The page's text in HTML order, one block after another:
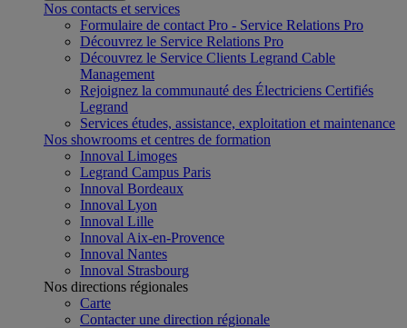
Nos contacts et services
Formulaire de contact Pro - Service Relations Pro
Découvrez le Service Relations Pro
Découvrez le Service Clients Legrand Cable
Management
Rejoignez la communauté des Électriciens Certifiés
Legrand
Services études, assistance, exploitation et maintenance
Nos showrooms et centres de formation
Innoval Limoges
Legrand Campus Paris
Innoval Bordeaux
Innoval Lyon
Innoval Lille
Innoval Aix-en-Provence
Innoval Nantes
Innoval Strasbourg
Nos directions régionales
Carte
Contacter une direction régionale